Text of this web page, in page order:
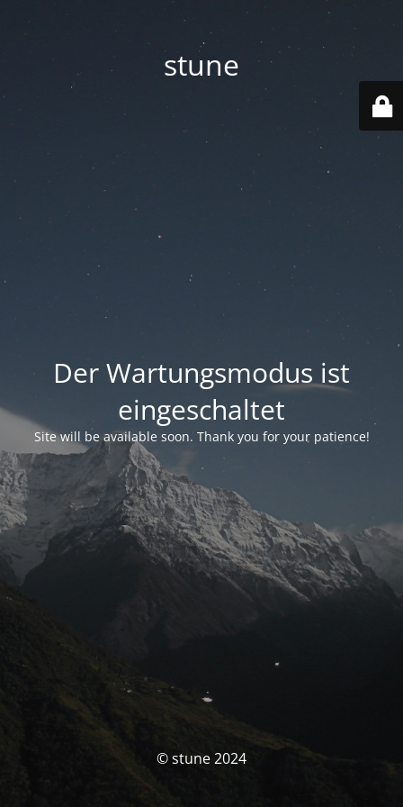
stune
Der Wartungsmodus ist
eingeschaltet
Site will be available soon. Thank you for your patience!
© stune 2024